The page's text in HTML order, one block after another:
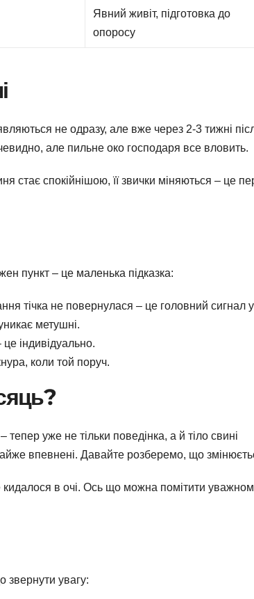
Явний живіт, підготовка до
опоросу
не одразу, але вже через 2-3 тижні
але пильне око господаря все вловить.
стає спокійнішою, її звички міняються – це
пункт – це маленька підказка:
тічка не повернулася – це головний сигнал
метушні.
індивідуально.
коли той поруч.
уже не тільки поведінка, а й тіло свині
впевнені. Давайте розберемо, що
кидалося в очі. Ось що можна помітити
звернути увагу: